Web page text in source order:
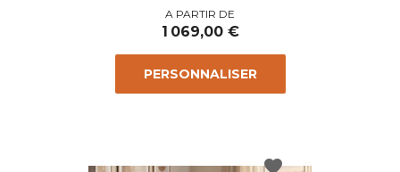
Prix
A PARTIR DE
1 069,00 €
PERSONNALISER
favorite